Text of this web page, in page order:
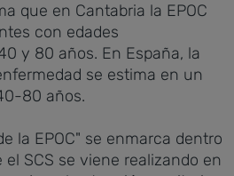
que en Cantabria la EPOC
con edades
y 80 años. En España, la
se estima en un
80 años.
la EPOC" se enmarca dentro
SCS se viene realizando en